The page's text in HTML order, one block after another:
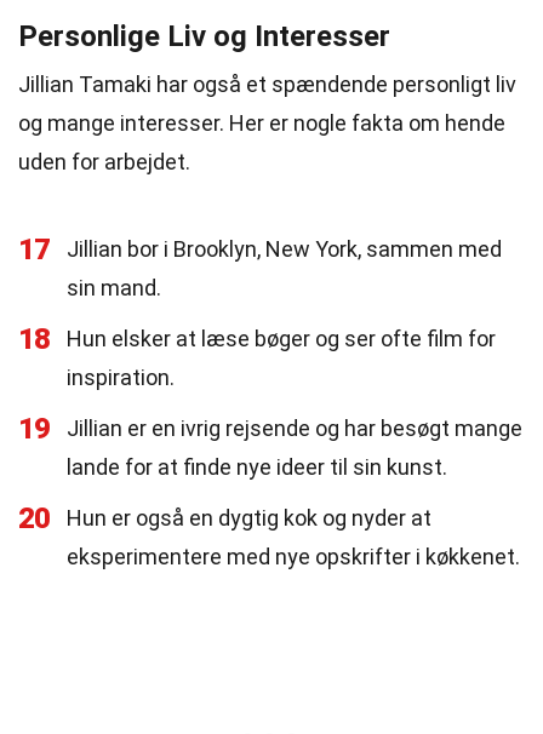
Personlige Liv og Interesser
Jillian Tamaki har også et spændende personligt liv
og mange interesser. Her er nogle fakta om hende
uden for arbejdet.
17
Jillian bor i Brooklyn, New York, sammen med
sin mand.
18
Hun elsker at læse bøger og ser ofte film for
inspiration.
19
Jillian er en ivrig rejsende og har besøgt mange
lande for at finde nye ideer til sin kunst.
20
Hun er også en dygtig kok og nyder at
eksperimentere med nye opskrifter i køkkenet.